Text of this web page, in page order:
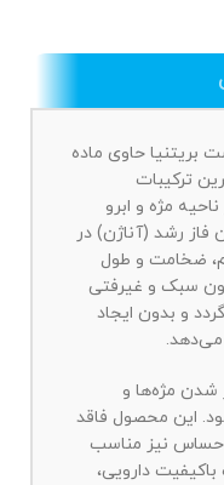
بریتنیا حاوی ماده
ترکیبات
مژه و ابرو
رشد (آناژن) در
ضخامت و طول
سبک و غیرفتی
و بدون ایجاد
می‌دهد.
شدن مژه‌ها و
این محصول فاقد
حساس نیز مناسب
باکیفیت دارویی،